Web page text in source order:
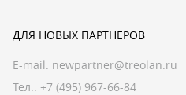
ДЛЯ НОВЫХ ПАРТНЕРОВ
E-mail: newpartner@treolan.ru
Тел.: +7 (495) 967-66-84